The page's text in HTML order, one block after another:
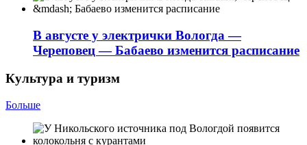
В августе у электрички Вологда —
Череповец — Бабаево изменится расписание
Культура и туризм
Больше